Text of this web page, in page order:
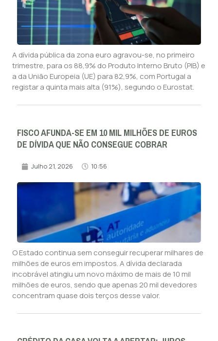
A dívida pública da zona euro agravou-se, no primeiro
trimestre, para os 88,9% do Produto Interno Bruto (PIB) e
a da União Europeia (UE) para 82,9%, com Portugal a
registar a quinta mais alta (91%), segundo o Eurostat.
FISCO AFUNDA-SE EM 10 MIL MILHÕES DE EUROS
DE DÍVIDA QUE NÃO CONSEGUE COBRAR
Julho 21, 2026 10:56
O Estado continua sem conseguir recuperar milhares de
milhões de euros em impostos. A dívida declarada
incobrável atingiu um novo máximo de mais de 10 mil
milhões de euros, sendo que apenas 20 mil devedores
concentram quase dois terços desse valor.